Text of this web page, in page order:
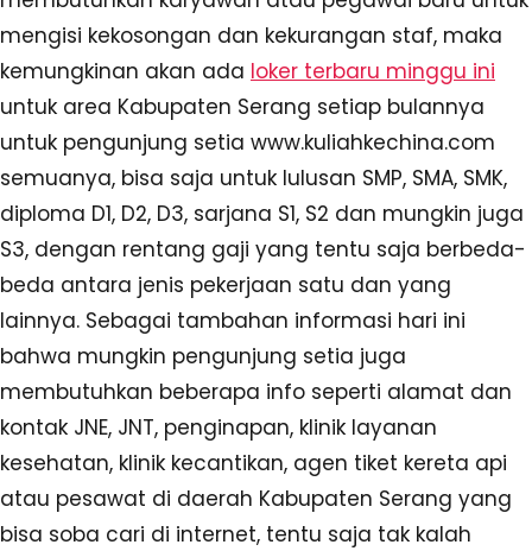
mengisi kekosongan dan kekurangan staf, maka
kemungkinan akan ada loker terbaru minggu ini
untuk area Kabupaten Serang setiap bulannya
untuk pengunjung setia www.kuliahkechina.com
semuanya, bisa saja untuk lulusan SMP, SMA, SMK,
diploma D1, D2, D3, sarjana S1, S2 dan mungkin juga
S3, dengan rentang gaji yang tentu saja berbeda-
beda antara jenis pekerjaan satu dan yang
lainnya. Sebagai tambahan informasi hari ini
bahwa mungkin pengunjung setia juga
membutuhkan beberapa info seperti alamat dan
kontak JNE, JNT, penginapan, klinik layanan
kesehatan, klinik kecantikan, agen tiket kereta api
atau pesawat di daerah Kabupaten Serang yang
bisa soba cari di internet, tentu saja tak kalah